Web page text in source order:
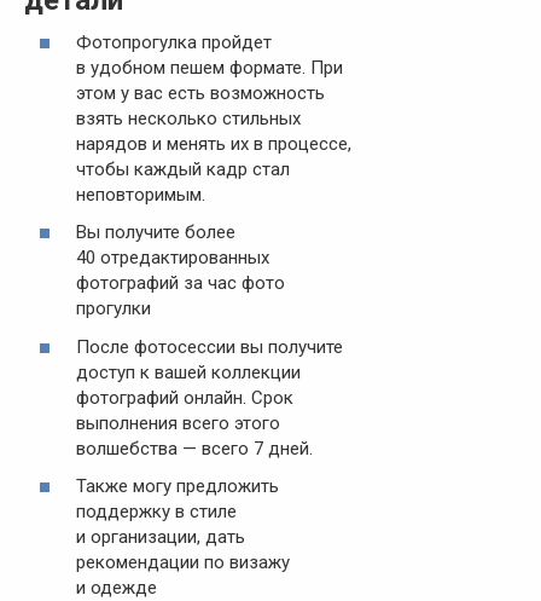
Фотопрогулка пройдет
в удобном пешем формате. При
этом у вас есть возможность
взять несколько стильных
нарядов и менять их в процессе,
чтобы каждый кадр стал
неповторимым.
Вы получите более
40 отредактированных
фотографий за час фото
прогулки
После фотосессии вы получите
доступ к вашей коллекции
фотографий онлайн. Срок
выполнения всего этого
волшебства — всего 7 дней.
Также могу предложить
поддержку в стиле
и организации, дать
рекомендации по визажу
и одежде